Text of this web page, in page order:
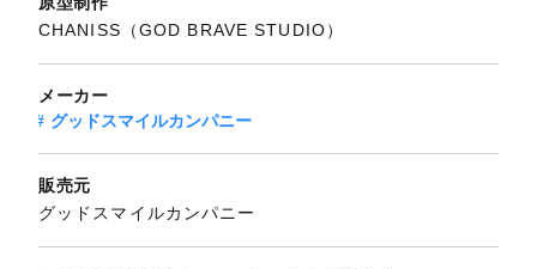
CHANISS（GOD BRAVE STUDIO）
メーカー
グッドスマイルカンパニー
販売元
グッドスマイルカンパニー